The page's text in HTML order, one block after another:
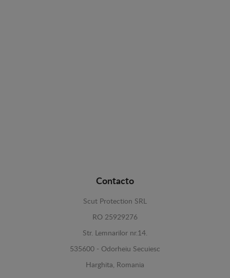
Contacto
Scut Protection SRL
RO 25929276
Str. Lemnarilor nr.14.
535600 - Odorheiu Secuiesc
Harghita, Romania